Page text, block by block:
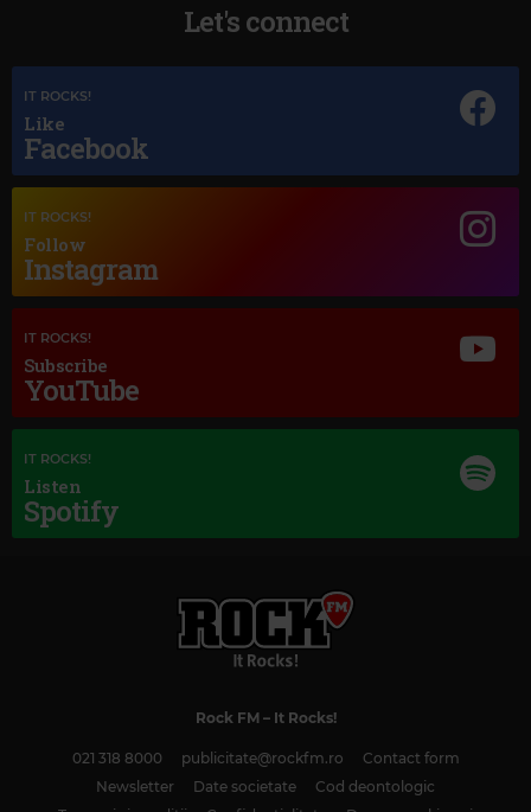
Magic Jazz
DIANA KRALL –TEMPTATION
GERALD FINZI–ECLOGUE, OP.10
Magic Love
ALL I WANNA DO IS MAKE LOVE TO YOU
Let's connect
IT ROCKS!
Like
Facebook
IT ROCKS!
Follow
Instagram
IT ROCKS!
Subscribe
YouTube
IT ROCKS!
Listen
Spotify
Rock FM– It Rocks!
021 318 8000 publicitate@rockfm.ro
Contact form
Newsletter
Date societate
Cod deontologic